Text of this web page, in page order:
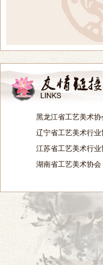
黑龙江省工艺美术协
辽宁省工艺美术行业
江苏省工艺美术行业
湖南省工艺美术协会